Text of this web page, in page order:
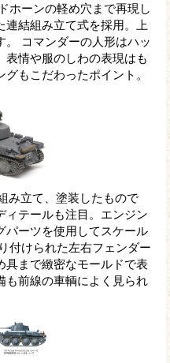
ホーンの軽め穴まで再現し
連結組み立て式を採用。上
コマンダーの人形はハッ
表情や服のしわの表現はも
もこだわったポイント。
立て、塗装したもので
ィテールも注目。エンジン
パーツを使用してスケール
付けられた左右フェンダー
具まで緻密なモールドで表
も前線の車輌によく見られ